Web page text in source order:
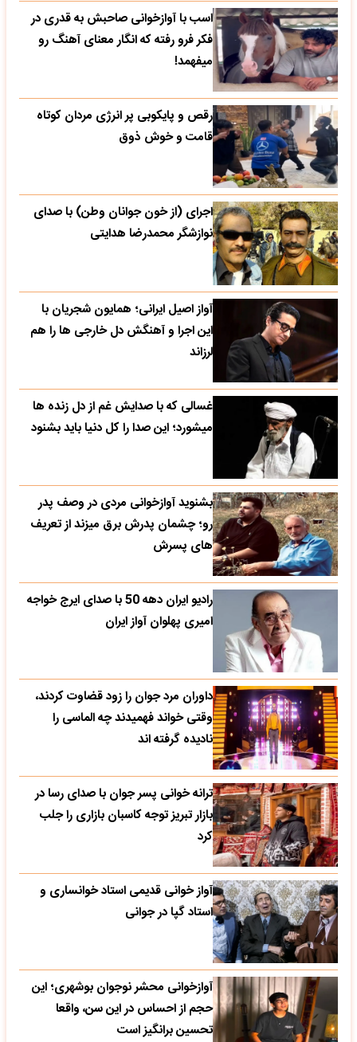
اسب با آوازخوانی صاحبش به قدری در
فکر فرو رفته که انگار معنای آهنگ رو
میفهمد!
رقص و پایکوبی پر انرژی مردان کوتاه
قامت و خوش ذوق
اجرای (از خون جوانان وطن) با صدای
نوازشگر محمدرضا هدایتی
آواز اصیل ایرانی؛ همایون شجریان با
این اجرا و آهنگش دل خارجی ها را هم
لرزاند
غسالی که با صدایش غم از دل زنده ها
میشورد؛ این صدا را کل دنیا باید بشنود
بشنوید آوازخوانی مردی در وصف پدر
رو؛ چشمان پدرش برق میزند از تعریف
های پسرش
رادیو ایران دهه 50 با صدای ایرج خواجه
امیری پهلوان آواز ایران
داوران مرد جوان را زود قضاوت کردند،
وقتی خواند فهمیدند چه الماسی را
نادیده گرفته اند
ترانه خوانی پسر جوان با صدای رسا در
بازار تبریز توجه کاسبان بازاری را جلب
کرد
آواز خوانی قدیمی استاد خوانساری و
استاد گپا در جوانی
آوازخوانی محشر نوجوان بوشهری؛ این
حجم از احساس در این سن، واقعا
تحسین‌ برانگیز است